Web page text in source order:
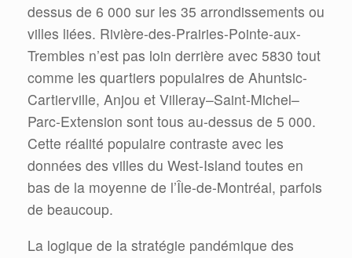
dessus de 6 000 sur les 35 arrondissements ou
villes liées. Rivière-des-Prairies-Pointe-aux-
Trembles n’est pas loin derrière avec 5830 tout
comme les quartiers populaires de Ahuntsic-
Cartierville, Anjou et Villeray–Saint-Michel–
Parc-Extension sont tous au-dessus de 5 000.
Cette réalité populaire contraste avec les
données des villes du West-Island toutes en
bas de la moyenne de l’Île-de-Montréal, parfois
de beaucoup.
La logique de la stratégie pandémique des